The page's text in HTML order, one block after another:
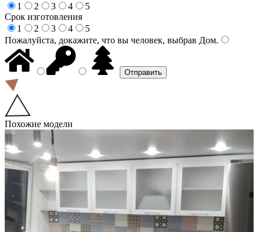
1
2 3 4
5
Срок изготовления
1
2 3 4
5
Пожалуйста, докажите, что вы человек, выбрав Дом.
Похожие модели